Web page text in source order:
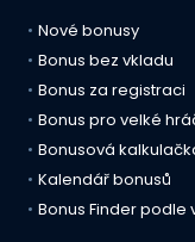
Nové bonusy
Bonus bez vkladu
Bonus za registraci
Bonus pro velké
Bonusová
Kalendář bonusů
Bonus Finder podle